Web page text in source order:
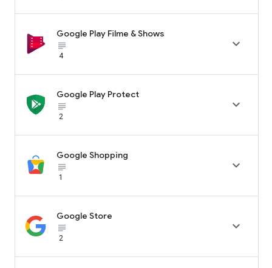
Google Play Filme & Shows
subject_black
4

Google Play Protect
subject_black
2

Google Shopping
subject_black
1

Google Store
subject_black
2
